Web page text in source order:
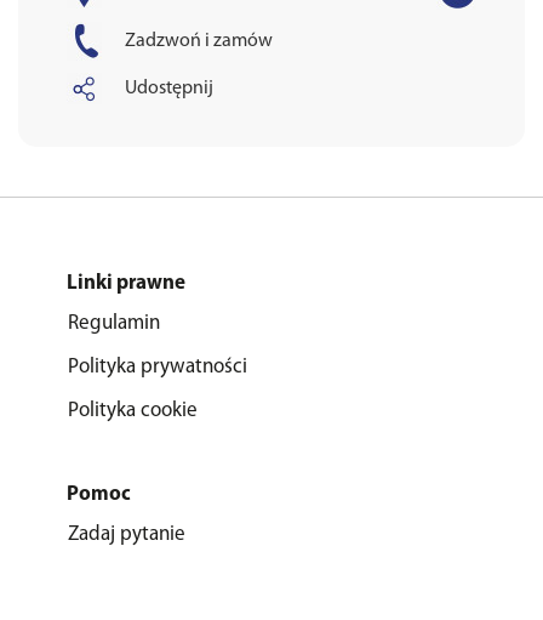
Zadzwoń i zamów
Udostępnij
Linki prawne
Regulamin
Polityka prywatności
Polityka cookie
Pomoc
Zadaj pytanie